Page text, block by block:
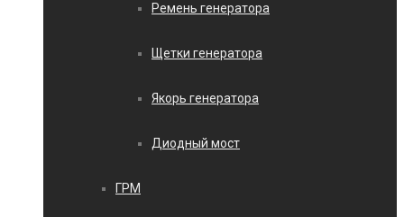
Ремень генератора
Щетки генератора
Якорь генератора
Диодный мост
ГРМ